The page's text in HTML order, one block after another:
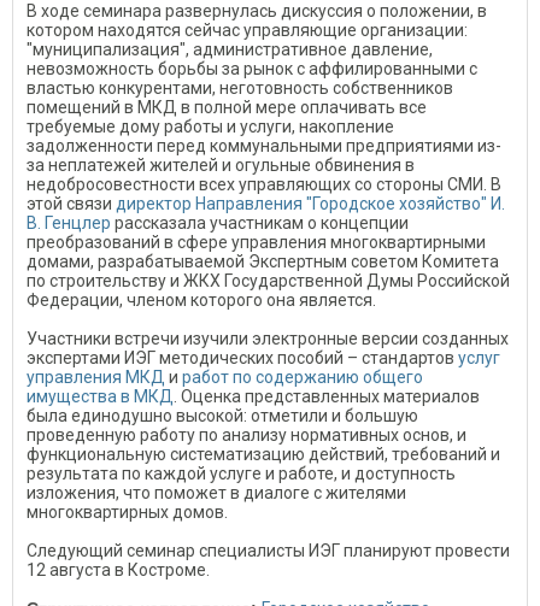
В ходе семинара развернулась дискуссия о положении, в
котором находятся сейчас управляющие организации:
"муниципализация", административное давление,
невозможность борьбы за рынок с аффилированными с
властью конкурентами, неготовность собственников
помещений в МКД в полной мере оплачивать все
требуемые дому работы и услуги, накопление
задолженности перед коммунальными предприятиями из-
за неплатежей жителей и огульные обвинения в
недобросовестности всех управляющих со стороны СМИ. В
этой связи директор Направления "Городское хозяйство" И.
В. Генцлер рассказала участникам о концепции
преобразований в сфере управления многоквартирными
домами, разрабатываемой Экспертным советом Комитета
по строительству и ЖКХ Государственной Думы Российской
Федерации, членом которого она является.
Участники встречи изучили электронные версии созданных
экспертами ИЭГ методических пособий – стандартов услуг
управления МКД и работ по содержанию общего
имущества в МКД
. Оценка представленных материалов
была единодушно высокой: отметили и большую
проведенную работу по анализу нормативных основ, и
функциональную систематизацию действий, требований и
результата по каждой услуге и работе, и доступность
изложения, что поможет в диалоге с жителями
многоквартирных домов.
Следующий семинар специалисты ИЭГ планируют провести
12 августа в Костроме.